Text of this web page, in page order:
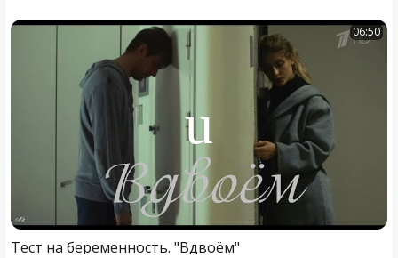
06:50
Тест на беременность. "Вдвоём"